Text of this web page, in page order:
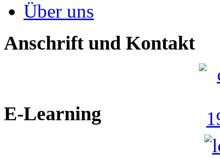
Über uns
Anschrift und Kontakt
E-Learning